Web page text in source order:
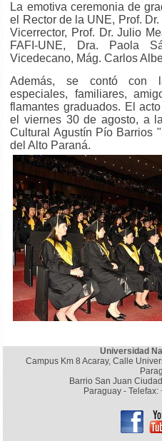
La emotiva ceremonia de
el Rector de la UNE, Prof.
Vicerrector, Prof. Dr. Julio
FAFI-UNE, Dra. Paola
Vicedecano, Mág. Carlos
Además, se contó con
especiales, familiares,
flamantes graduados. El
el viernes 30 de agosto, a
Cultural Agustín Pío Barrios
del Alto Paraná.
Universidad
Campus Km 8 Acaray, Calle
Barrio San Juan
Paraguay -